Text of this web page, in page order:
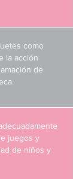
como
la acción
de
juegos y
de niños y